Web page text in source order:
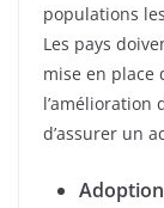
populations
Les pays
mise en place
l’amélioration
d’assurer un